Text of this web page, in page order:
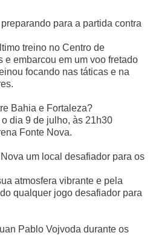
para a partida contra
treino no Centro de
e embarcou em um voo fretado
focando nas táticas e na
Bahia e Fortaleza?
dia 9 de julho, às 21h30
Fonte Nova.
um local desafiador para os
atmosfera vibrante e pela
qualquer jogo desafiador para
Pablo Vojvoda durante os